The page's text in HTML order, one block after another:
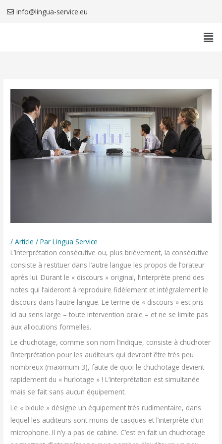
info@lingua-service.eu
/Article / ParLingua Service
L’interprétation consécutive ou, plus brièvement, la consécutive
consiste à restituer dans l’autre langue les propos de l’orateur
après lui. Durant le « discours » original, l’interprète prend des
notes qui l’aideront à reproduire fidèlement et intégralement le
discours dans l’autre langue. Le terme de « discours » est pris
ici au sens large – toute intervention orale – et ne se limite pas
aux allocutions formelles.
Le chuchotage, comme son nom l’indique, consiste à chuchoter
l’interprétation pour les auditeurs qui devront être très peu
nombreux (maximum 3), faute de quoi le chuchotage devient
rapidement du « hurlotage » ! L’interprétation est simultanée
mais se fait sans aucun équipement.
Le « bidule » désigne un équipement très rudimentaire, dans
lequel les auditeurs sont munis de casques et l’interprète d’un
microphone. Il n’y a pas de cabine. C’est en fait un chuchotage